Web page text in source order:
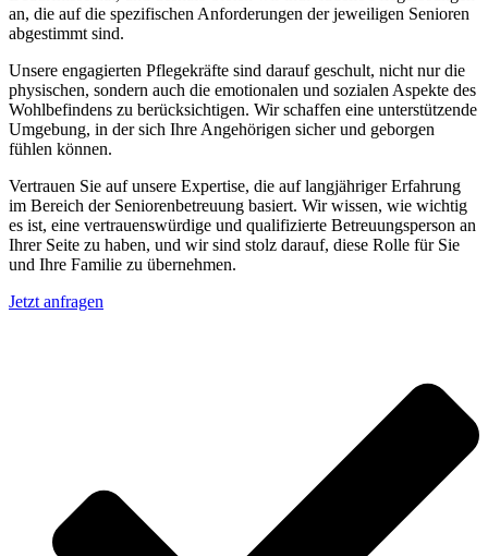
an, die auf die spezifischen Anforderungen der jeweiligen Senioren
abgestimmt sind.
Unsere engagierten Pflegekräfte sind darauf geschult, nicht nur die
physischen, sondern auch die emotionalen und sozialen Aspekte des
Wohlbefindens zu berücksichtigen. Wir schaffen eine unterstützende
Umgebung, in der sich Ihre Angehörigen sicher und geborgen
fühlen können.
Vertrauen Sie auf unsere Expertise, die auf langjähriger Erfahrung
im Bereich der Seniorenbetreuung basiert. Wir wissen, wie wichtig
es ist, eine vertrauenswürdige und qualifizierte Betreuungsperson an
Ihrer Seite zu haben, und wir sind stolz darauf, diese Rolle für Sie
und Ihre Familie zu übernehmen.
Jetzt anfragen